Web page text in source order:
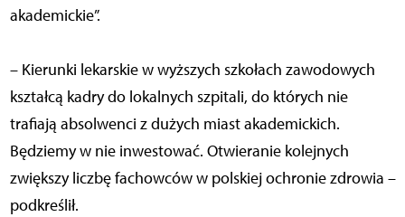
akademickie”.
– Kierunki lekarskie w wyższych szkołach zawodowych
kształcą kadry do lokalnych szpitali, do których nie
trafiają absolwenci z dużych miast akademickich.
Będziemy w nie inwestować. Otwieranie kolejnych
zwiększy liczbę fachowców w polskiej ochronie zdrowia –
podkreślił.